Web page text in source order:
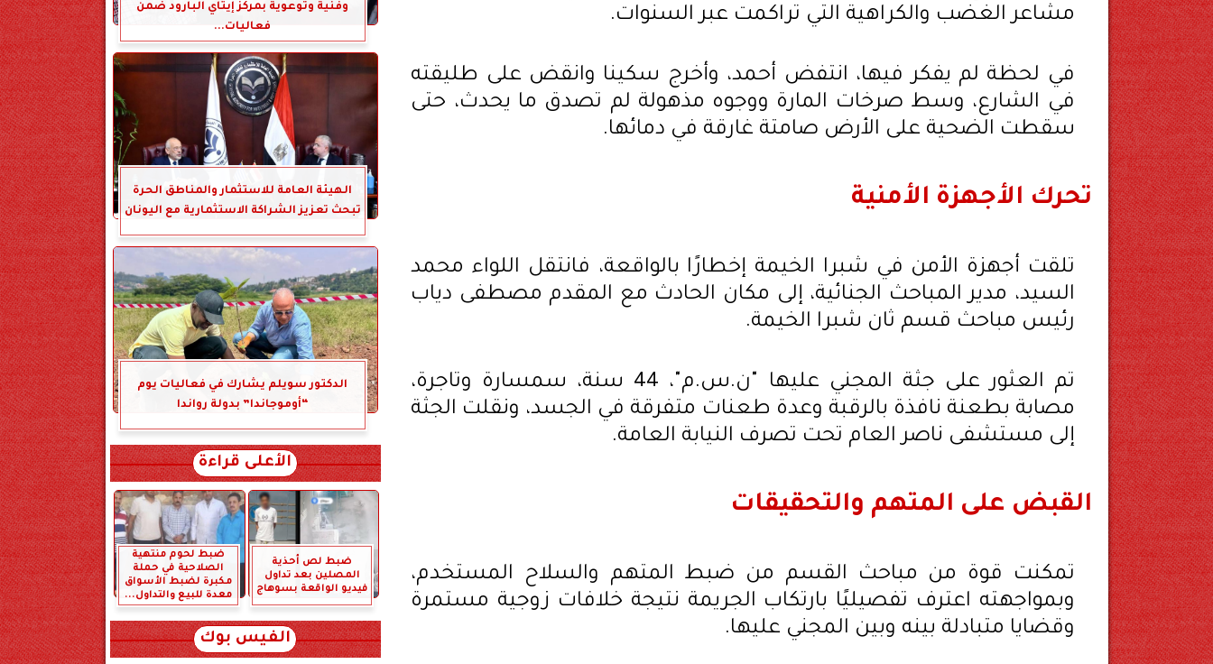
مشاعر الغضب والكراهية التي تراكمت عبر السنوات.
في لحظة لم يفكر فيها، انتفض أحمد، وأخرج سكينا وانقض على طليقته
في الشارع، وسط صرخات المارة ووجوه مذهولة لم تصدق ما يحدث، حتى
سقطت الضحية على الأرض صامتة غارقة في دمائها.
تحرك الأجهزة الأمنية
تلقت أجهزة الأمن في شبرا الخيمة إخطارًا بالواقعة، فانتقل اللواء محمد
السيد، مدير المباحث الجنائية، إلى مكان الحادث مع المقدم مصطفى دياب
رئيس مباحث قسم ثان شبرا الخيمة.
تم العثور على جثة المجني عليها "ن.س.م"، 44 سنة، سمسارة وتاجرة،
مصابة بطعنة نافذة بالرقبة وعدة طعنات متفرقة في الجسد، ونقلت الجثة
إلى مستشفى ناصر العام تحت تصرف النيابة العامة.
القبض على المتهم والتحقيقات
تمكنت قوة من مباحث القسم من ضبط المتهم والسلاح المستخدم،
وبمواجهته اعترف تفصيليًا بارتكاب الجريمة نتيجة خلافات زوجية مستمرة
وقضايا متبادلة بينه وبين المجني عليها.
وفنية وتوعوية بمركز إيتاي البارود ضمن
فعاليات...
الهيئة العامة للاستثمار والمناطق الحرة
تبحث تعزيز الشراكة الاستثمارية مع اليونان
الدكتور سويلم يشارك في فعاليات يوم
“أوموجاندا” بدولة رواندا
الأعلى قراءة
ضبط لص أحذية
المصلين بعد تداول
فيديو الواقعة بسوهاج
ضبط لحوم منتهية
الصلاحية في حملة
مكبرة لضبط الأسواق
معدة للبيع والتداول...
الفيس بوك